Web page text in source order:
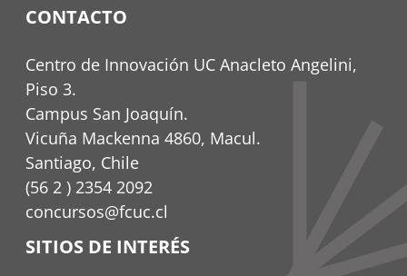
CONTACTO
Centro de Innovación UC Anacleto Angelini,
Piso 3.
Campus San Joaquín.
Vicuña Mackenna 4860, Macul.
Santiago, Chile
(56 2 ) 2354 2092
concursos@fcuc.cl
SITIOS DE INTERÉS